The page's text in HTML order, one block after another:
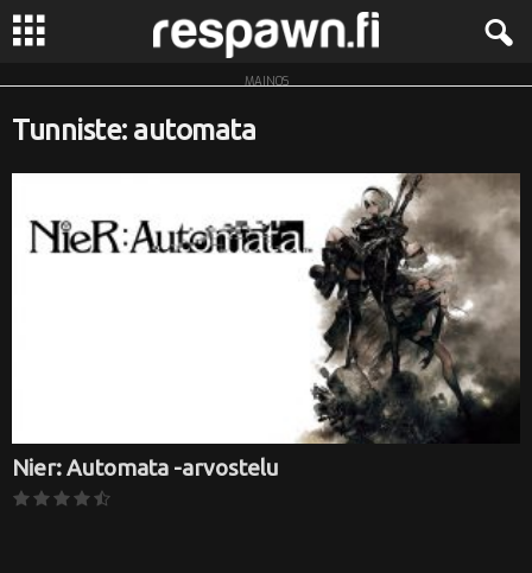
R
MAINOS
Tunniste: automata
Nier: Automata -arvostelu